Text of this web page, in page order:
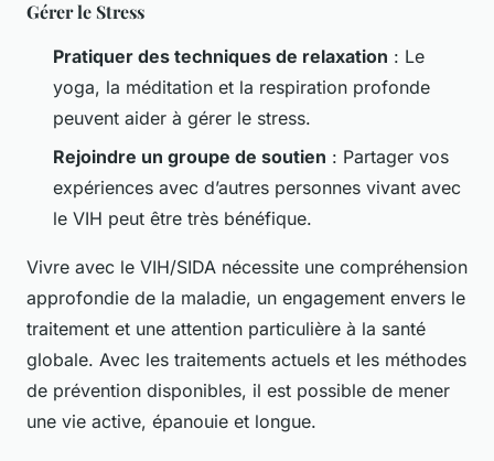
Gérer le Stress
Pratiquer des techniques de relaxation : Le
yoga, la méditation et la respiration profonde
peuvent aider à gérer le stress.
Rejoindre un groupe de soutien : Partager vos
expériences avec d’autres personnes vivant avec
le VIH peut être très bénéfique.
Vivre avec le VIH/SIDA nécessite une compréhension
approfondie de la maladie, un engagement envers le
traitement et une attention particulière à la santé
globale. Avec les traitements actuels et les méthodes
de prévention disponibles, il est possible de mener
une vie active, épanouie et longue.